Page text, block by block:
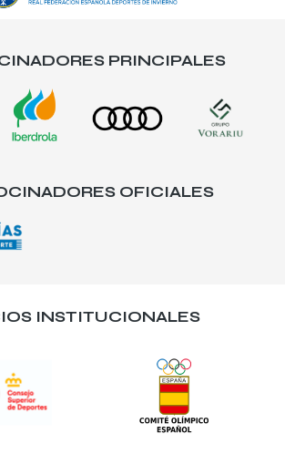
PRINCIPALES
OFICIALES
INSTITUCIONALES